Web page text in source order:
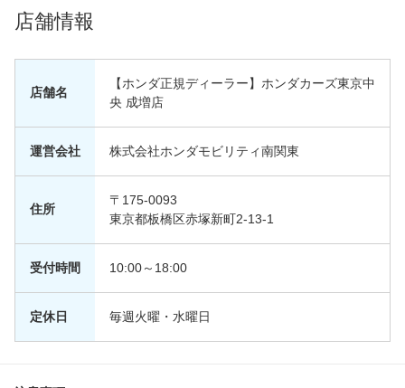
店舗情報
店舗名
【ホンダ正規ディーラー】ホンダカーズ東京中
央 成増店
運営会社 株式会社ホンダモビリティ南関東
住所
〒175-0093
東京都板橋区赤塚新町2-13-1
受付時間 10:00～18:00
定休日 毎週火曜・水曜日